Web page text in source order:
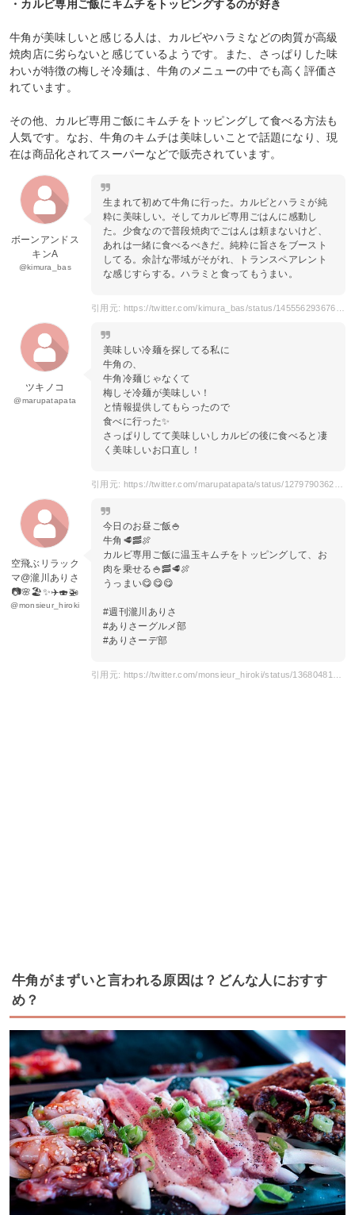
・カルビ専用ご飯にキムチをトッピングするのが好き
牛角が美味しいと感じる人は、カルビやハラミなどの肉質が高級
焼肉店に劣らないと感じているようです。また、さっぱりした味
わいが特徴の梅しそ冷麺は、牛角のメニューの中でも高く評価さ
れています。
その他、カルビ専用ご飯にキムチをトッピングして食べる方法も
人気です。なお、牛角のキムチは美味しいことで話題になり、現
在は商品化されてスーパーなどで販売されています。
ボーンアンドス
キンA
@kimura_bas
生まれて初めて牛角に行った。カルビとハラミが純
粋に美味しい。そしてカルビ専用ごはんに感動し
た。少食なので普段焼肉でごはんは頼まないけど、
あれは一緒に食べるべきだ。純粋に旨さをブースト
してる。余計な帯域がそがれ、トランスペアレント
な感じすらする。ハラミと食ってもうまい。
ツキノコ
@marupatapata
美味しい冷麺を探してる私に
牛角の、
牛角冷麺じゃなくて
梅しそ冷麺が美味しい！
と情報提供してもらったので
食べに行った✨
さっぱりしてて美味しいしカルビの後に食べると凄
く美味しいお口直し！
空飛ぶリラック
マ@瀧川ありさ
📷🌸🏖️✨✈️🍣🚁
@monsieur_hiroki
今日のお昼ご飯🍚
牛角🥩🥓🍖
カルビ専用ご飯に温玉キムチをトッピングして、お
肉を乗せる🍚🥓🥩🍖
うっまい😋😋😋
#週刊瀧川ありさ
#ありさーグルメ部
#ありさーデ部
牛角がまずいと言われる原因は？どんな人におすす
め？